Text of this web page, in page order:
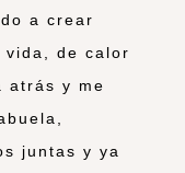
a crear
vida, de calor
atrás y me
juntas y ya